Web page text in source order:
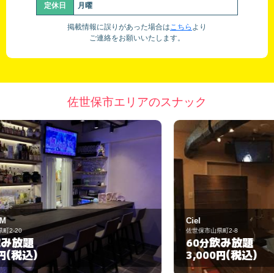
定休日 月曜
掲載情報に誤りがあった場合はこちら より
ご連絡をお願いいたします。
佐世保市エリアのスナック
Ciel
佐世保市山県町2-8
60分飲み放題
3,000円 (税込)